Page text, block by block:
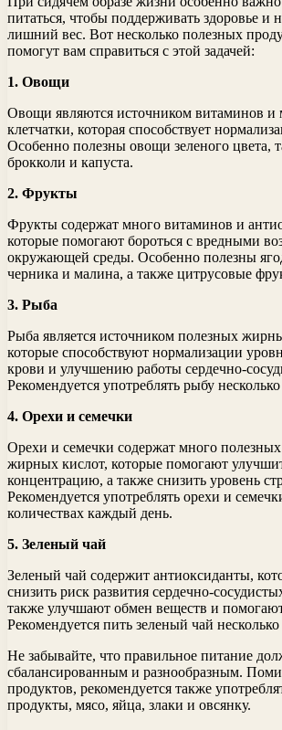
питаться, чтобы поддерживать здоровье и
лишний вес. Вот несколько полезных
помогут вам справиться с этой задачей:
1. Овощи
Овощи являются источником витаминов и
клетчатки, которая способствует
Особенно полезны овощи зеленого цвета,
брокколи и капуста.
2. Фрукты
Фрукты содержат много витаминов и
которые помогают бороться с вредными
окружающей среды. Особенно полезны
черника и малина, а также цитрусовые
3. Рыба
Рыба является источником полезных
которые способствуют нормализации
крови и улучшению работы сердечно-
Рекомендуется употреблять рыбу
4. Орехи и семечки
Орехи и семечки содержат много
жирных кислот, которые помогают
концентрацию, а также снизить уровень
Рекомендуется употреблять орехи и
количествах каждый день.
5. Зеленый чай
Зеленый чай содержит антиоксиданты,
снизить риск развития сердечно-
также улучшают обмен веществ и
Рекомендуется пить зеленый чай несколько
Не забывайте, что правильное питание
сбалансированным и разнообразным.
продуктов, рекомендуется также
продукты, мясо, яйца, злаки и овсянку.